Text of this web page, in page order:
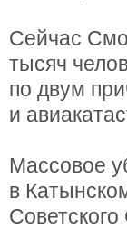
Сейчас
тысяч
по двум
и
Массовое
в